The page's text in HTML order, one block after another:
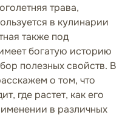
трава,
в кулинарии
также под
богатую историю
полезных свойств. В
о том, что
где растет, как его
в различных